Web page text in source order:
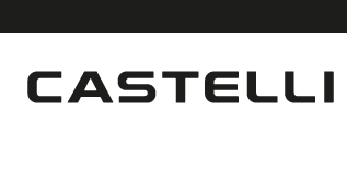
contenu